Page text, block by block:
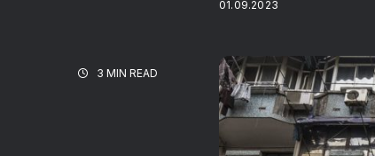
3 MIN READ
01.09.2023